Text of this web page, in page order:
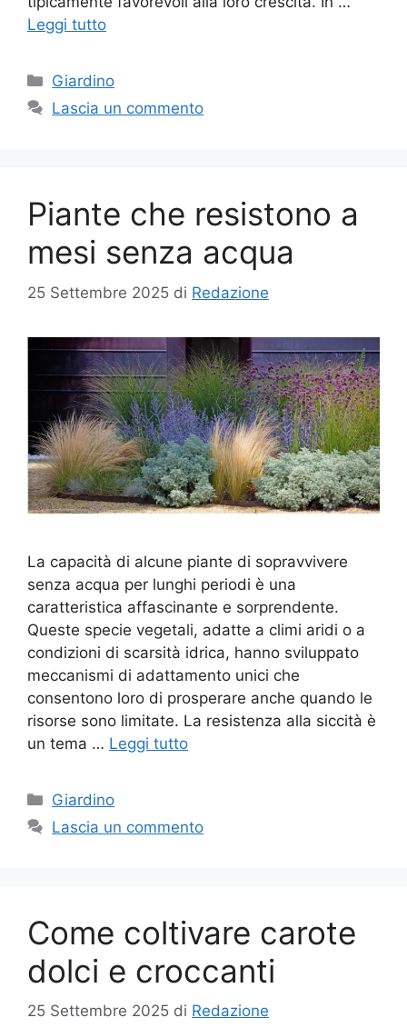
Leggi tutto
Categorie
Giardino
Lascia un commento
Piante che resistono a
mesi senza acqua
25 Settembre 2025 di Redazione
La capacità di alcune piante di sopravvivere
senza acqua per lunghi periodi è una
caratteristica affascinante e sorprendente.
Queste specie vegetali, adatte a climi aridi o a
condizioni di scarsità idrica, hanno sviluppato
meccanismi di adattamento unici che
consentono loro di prosperare anche quando le
risorse sono limitate. La resistenza alla siccità è
un tema … Leggi tutto
Categorie
Giardino
Lascia un commento
Come coltivare carote
dolci e croccanti
25 Settembre 2025 di Redazione